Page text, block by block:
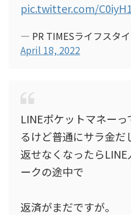
pic.twitter.com/
— PR TIMESライフスタ
April 18, 2022
LINEポケットマネー
るけど普通にサラ金だ
返せなくなったら
ークの途中で
返済がまだですが。